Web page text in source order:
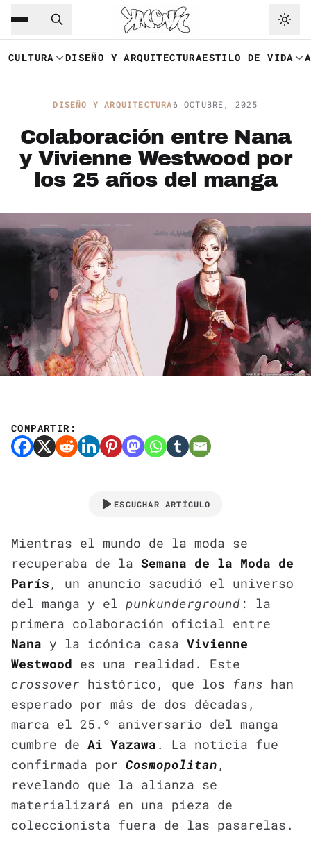
Saltar al contenido principal
CULTURA DISEÑO Y ARQUITECTURAESTILO DE VIDA
DISEÑO Y ARQUITECTURA6 OCTUBRE, 2025
Colaboración entre Nana
y Vivienne Westwood por
los 25 años del manga
COMPARTIR:
ESCUCHAR ARTÍCULO
Mientras el mundo de la moda se
recuperaba de la Semana de la Moda de
París , un anuncio sacudió el universo
del manga y el punkunderground : la
primera colaboración oficial entre
Nana y la icónica casa Vivienne
Westwood es una realidad. Este
crossover histórico, que los fans han
esperado por más de dos décadas,
marca el 25.º aniversario del manga
cumbre de Ai Yazawa . La noticia fue
confirmada por Cosmopolitan ,
revelando que la alianza se
materializará en una pieza de
coleccionista fuera de las pasarelas.